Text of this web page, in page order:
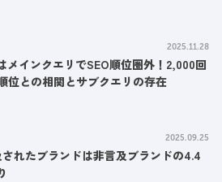
2025.11.28
メインクエリでSEO順位圏外！2,000回
位との相関とサブクエリの存在
2025.09.25
れたブランドは非言及ブランドの4.4